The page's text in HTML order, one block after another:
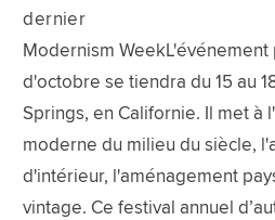
dernier
Modernism WeekL'événement
d'octobre se tiendra du 15 au
Springs, en Californie. Il met à
moderne du milieu du siècle,
d'intérieur, l'aménagement
vintage. Ce festival annuel